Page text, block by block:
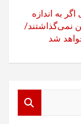
به اندازه
نمی‌گذاشتند/
شد